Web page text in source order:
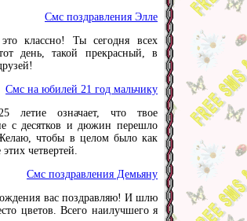
Смс поздравления Элле
классно! Ты сегодня всех
день, такой прекрасный, в
Смс на юбилей 21 год мальчику
летие означает, что твое
с десятков и дюжин перешло
чтобы в целом было как
четвертей.
Смс поздравления Демьяну
вас поздравляю! И шлю
цветов. Всего наилучшего я